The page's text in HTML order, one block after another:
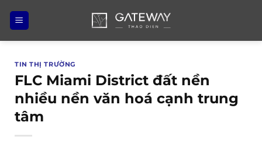
qua
nội
TIN THỊ TRƯỜNG
FLC Miami District đất nền
nhiều nền văn hoá cạnh trung
tâm